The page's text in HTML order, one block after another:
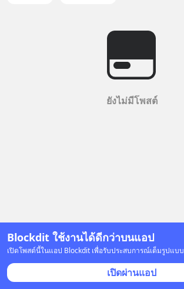
Blockdit ใช้งานได้ดีกว่าบนแอป
เปิดโพสต์นี้ในแอป Blockdit เพื่อรับประสบการณ์เต็มรูปแบบ
เปิดผ่านแอป
ยังไม่มีโพสต์